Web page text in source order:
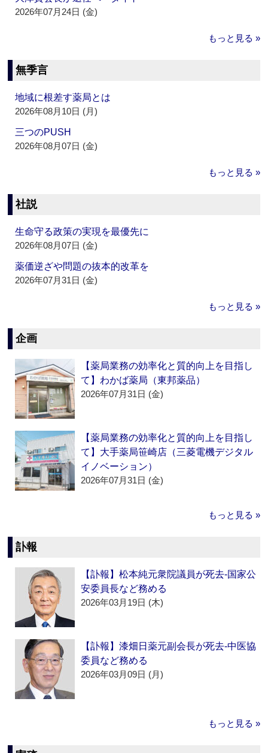
2026年07月24日 (金)
もっと見る »
無季言
地域に根差す薬局とは
2026年08月10日 (月)
三つのPUSH
2026年08月07日 (金)
もっと見る »
社説
生命守る政策の実現を最優先に
2026年08月07日 (金)
薬価逆ざや問題の抜本的改革を
2026年07月31日 (金)
もっと見る »
企画
【薬局業務の効率化と質的向上を目指し
て】わかば薬局（東邦薬品）
2026年07月31日 (金)
【薬局業務の効率化と質的向上を目指し
て】大手薬局笹崎店（三菱電機デジタル
イノベーション）
2026年07月31日 (金)
もっと見る »
訃報
【訃報】松本純元衆院議員が死去‐国家公
安委員長など務める
2026年03月19日 (木)
【訃報】漆畑日薬元副会長が死去‐中医協
委員など務める
2026年03月09日 (月)
もっと見る »